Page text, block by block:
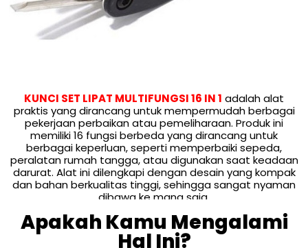
KUNCI SET LIPAT MULTIFUNGSI 16 IN 1 adalah alat
praktis yang dirancang untuk mempermudah berbagai
pekerjaan perbaikan atau pemeliharaan. Produk ini
memiliki 16 fungsi berbeda yang dirancang untuk
berbagai keperluan, seperti memperbaiki sepeda,
peralatan rumah tangga, atau digunakan saat keadaan
darurat. Alat ini dilengkapi dengan desain yang kompak
dan bahan berkualitas tinggi, sehingga sangat nyaman
dibawa ke mana saja.
Apakah Kamu Mengalami
Hal Ini?